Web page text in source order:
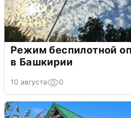
Режим беспилотной
в Башкирии
10 августа 0